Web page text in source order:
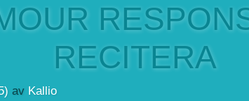
RECITERA
av Kallio